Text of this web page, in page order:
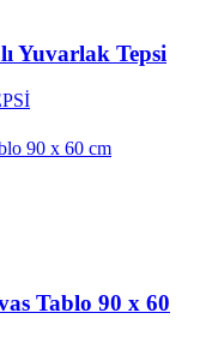
Yuvarlak Tepsi
Tablo 90 x 60